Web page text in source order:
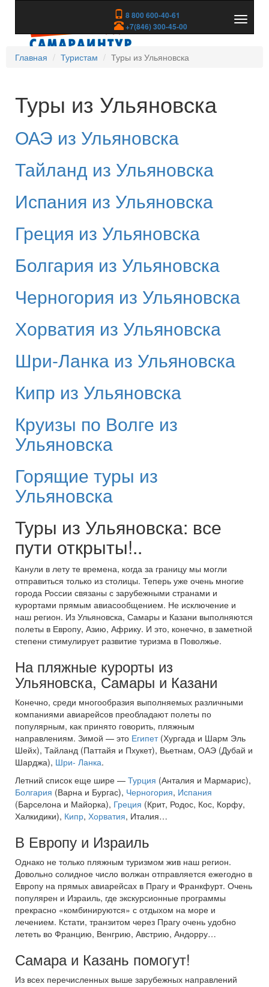
8 800 600-40-61
+7(846) 300-45-00
скрыть
Главная
Туристам Туры из Ульяновска
Туры из Ульяновска
ОАЭ из Ульяновска
Тайланд из Ульяновска
Испания из Ульяновска
Греция из Ульяновска
Болгария из Ульяновска
Черногория из Ульяновска
Хорватия из Ульяновска
Шри-Ланка из Ульяновска
Кипр из Ульяновска
Круизы по Волге из
Ульяновска
Горящие туры из
Ульяновска
Туры из Ульяновска: все
пути открыты!..
Канули в лету те времена, когда за границу мы могли
отправиться только из столицы. Теперь уже очень многие
города России связаны с зарубежными странами и
курортами прямым авиасообщением. Не исключение и
наш регион. Из Ульяновска, Самары и Казани выполняются
полеты в Европу, Азию, Африку. И это, конечно, в заметной
степени стимулирует развитие туризма в Поволжье.
На пляжные курорты из
Ульяновска, Самары и Казани
Конечно, среди многообразия выполняемых различными
компаниями авиарейсов преобладают полеты по
популярным, как принято говорить, пляжным
направлениям. Зимой — это Египет(Хургада и Шарм Эль
Шейх), Тайланд (Паттайя и Пхукет), Вьетнам, ОАЭ (Дубай и
Шарджа), Шри- Ланка.
Летний список еще шире — Турция (Анталия и Мармарис),
Болгария (Варна и Бургас), Черногория, Испания
(Барселона и Майорка), Греция (Крит, Родос, Кос, Корфу,
Халкидики), Кипр, Хорватия, Италия…
В Европу и Израиль
Однако не только пляжным туризмом жив наш регион.
Довольно солидное число волжан отправляется ежегодно в
Европу на прямых авиарейсах в Прагу и Франкфурт. Очень
популярен и Израиль, где экскурсионные программы
прекрасно «комбинируются» с отдыхом на море и
лечением. Кстати, транзитом через Прагу очень удобно
лететь во Францию, Венгрию, Австрию, Андорру…
Самара и Казань помогут!
Из всех перечисленных выше зарубежных направлений